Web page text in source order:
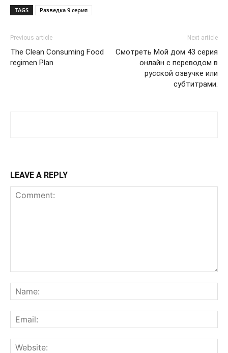
TAGS Разведка 9 серия
Previous article
The Clean Consuming Food
regimen Plan
Next article
Смотреть Мой дом 43 серия
онлайн с переводом в
русской озвучке или
субтитрами.
LEAVE A REPLY